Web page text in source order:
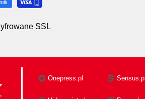
SSL
Onepress.pl Sensus.pl